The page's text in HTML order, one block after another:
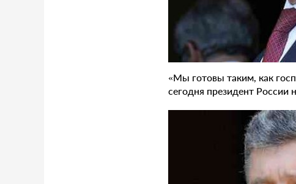
«Мы готовы таким, как
сегодня президент России